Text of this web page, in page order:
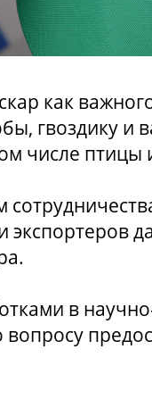
как
гвоздику и
числе птицы
экспортеров
в